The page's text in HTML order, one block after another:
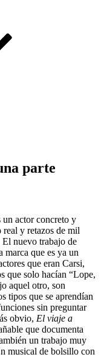
parte
un actor concreto y
real y retazos de mil
nuevo trabajo de
marca que es ya un
que eran Carsi,
que solo hacían “Lope,
aquel otro, son
tipos que se aprendían
sin preguntar
obvio, El viaje a
que documenta
un trabajo muy
musical de bolsillo con